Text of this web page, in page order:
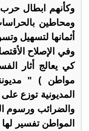
وكأنهم ابطال
ومحاطين
أثمانها لتسهيل
وفي الإصلاح
كي يعالج أثار
المديونية توزع
والضرائب ورسوم
المواطن تفسير